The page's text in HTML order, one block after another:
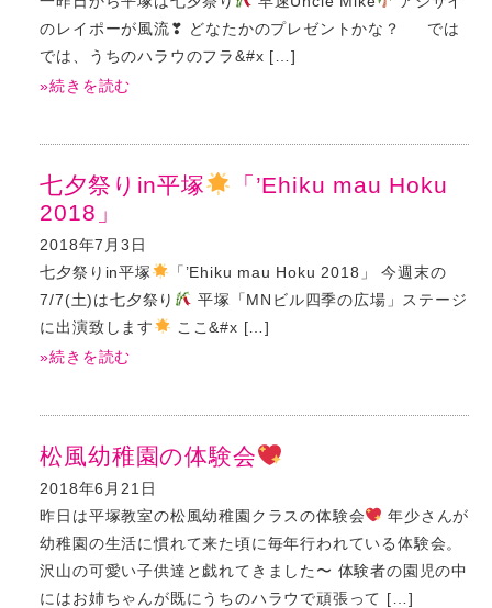
のレイポーが風流❣ どなたかのプレゼントかな？ では
では、うちのハラウのフラ&#x […]
»続きを読む
七夕祭りin平塚
「’Ehiku mau Hoku
2018」
2018年7月3日
七夕祭りin平塚
「’Ehiku mau Hoku 2018」 今週末の
7/7(土)は七夕祭り
平塚「MNビル四季の広場」ステージ
に出演致します
ここ&#x […]
»続きを読む
松風幼稚園の体験会
2018年6月21日
昨日は平塚教室の松風幼稚園クラスの体験会
年少さんが
幼稚園の生活に慣れて来た頃に毎年行われている体験会。
沢山の可愛い子供達と戯れてきました〜 体験者の園児の中
にはお姉ちゃんが既にうちのハラウで頑張って […]